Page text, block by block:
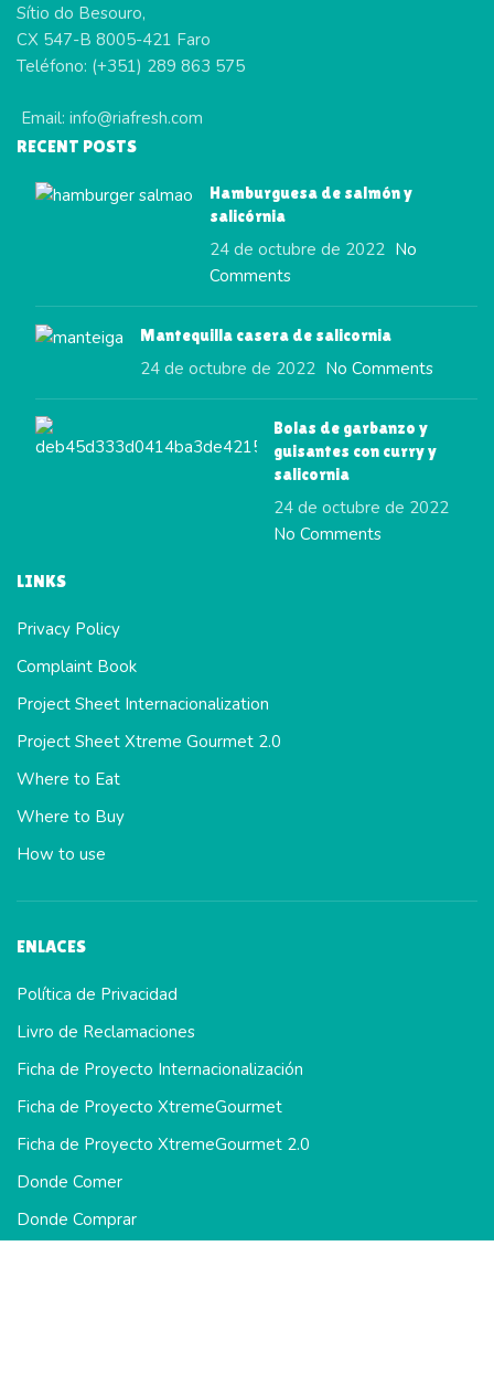
Sítio do Besouro,
CX 547-B 8005-421 Faro
Teléfono: (+351) 289 863 575
Email: info@riafresh.com
RECENT POSTS
Hamburguesa de salmón y
salicórnia
24 de octubre de 2022 No
Comments
Mantequilla casera de salicornia
24 de octubre de 2022 No Comments
Bolas de garbanzo y
guisantes con curry y
salicornia
24 de octubre de 2022
No Comments
LINKS
Privacy Policy
Complaint Book
Project Sheet Internacionalization
Project Sheet Xtreme Gourmet 2.0
Where to Eat
Where to Buy
How to use
ENLACES
Política de Privacidad
Livro de Reclamaciones
Ficha de Proyecto Internacionalización
Ficha de Proyecto XtremeGourmet
Ficha de Proyecto XtremeGourmet 2.0
Donde Comer
Donde Comprar